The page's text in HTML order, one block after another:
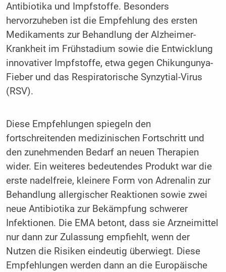
Antibiotika und Impfstoffe. Besonders
hervorzuheben ist die Empfehlung des ersten
Medikaments zur Behandlung der Alzheimer-
Krankheit im Frühstadium sowie die Entwicklung
innovativer Impfstoffe, etwa gegen Chikungunya-
Fieber und das Respiratorische Synzytial-Virus
(RSV).
Diese Empfehlungen spiegeln den
fortschreitenden medizinischen Fortschritt und
den zunehmenden Bedarf an neuen Therapien
wider. Ein weiteres bedeutendes Produkt war die
erste nadelfreie, kleinere Form von Adrenalin zur
Behandlung allergischer Reaktionen sowie zwei
neue Antibiotika zur Bekämpfung schwerer
Infektionen. Die EMA betont, dass sie Arzneimittel
nur dann zur Zulassung empfiehlt, wenn der
Nutzen die Risiken eindeutig überwiegt. Diese
Empfehlungen werden dann an die Europäische